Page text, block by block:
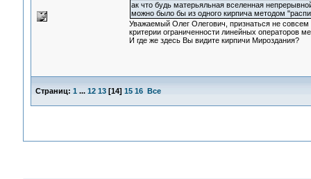
ак что будь матерьяльная вселенная
можно было бы из одного кирпича методом
Уважаемый Олег Олегович, признаться не
критерии ограниченности линейных операторов
И где же здесь Вы видите кирпичи Мироздания?
Страниц: 1 ... 12 13[14] 15 16 Все